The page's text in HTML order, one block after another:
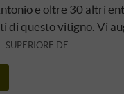
e oltre 30 altri
di questo vitigno. Vi
SUPERIORE.DE